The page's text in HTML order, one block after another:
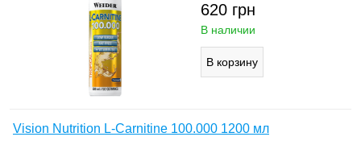
620 грн
В наличии
Vision Nutrition L-Carnitine 100.000 1200 мл